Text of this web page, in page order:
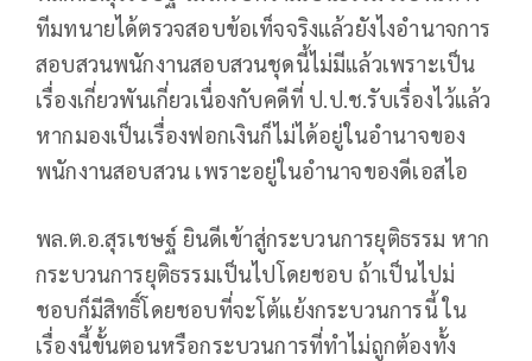
ทีมทนายได้ตรวจสอบข้อเท็จจริงแล้วยังไงอำนาจการ
สอบสวนพนักงานสอบสวนชุดนี้ไม่มีแล้วเพราะเป็น
เรื่องเกี่ยวพันเกี่ยวเนื่องกับคดีที่ ป.ป.ช.รับเรื่องไว้แล้ว
หากมองเป็นเรื่องฟอกเงินก็ไม่ได้อยู่ในอำนาจของ
พนักงานสอบสวน เพราะอยู่ในอำนาจของดีเอสไอ
พล.ต.อ.สุรเชษฐ์ ยินดีเข้าสู่กระบวนการยุติธรรม หาก
กระบวนการยุติธรรมเป็นไปโดยชอบ ถ้าเป็นไปม่
ชอบก็มีสิทธิ์โดยชอบที่จะโต้แย้งกระบวนการนี้ ใน
เรื่องนี้ขั้นตอนหรือกระบวนการที่ทำไม่ถูกต้องทั้ง